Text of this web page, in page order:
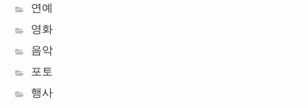
연예
영화
음악
포토
행사